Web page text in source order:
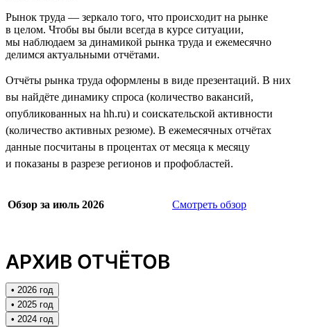
Рынок труда — зеркало того, что происходит на рынке
в целом. Чтобы вы были всегда в курсе ситуации,
мы наблюдаем за динамикой рынка труда и ежемесячно
делимся актуальными отчётами.
Отчёты рынка труда оформлены в виде презентаций. В них
вы найдёте динамику спроса (количество вакансий,
опубликованных на hh.ru) и соискательской активности
(количество активных резюме). В ежемесячных отчётах
данные посчитаны в процентах от месяца к месяцу
и показаны в разрезе регионов и профобластей.
Обзор за июль 2026 Смотреть обзор
АРХИВ ОТЧЁТОВ
• 2026 год
• 2025 год
• 2024 год